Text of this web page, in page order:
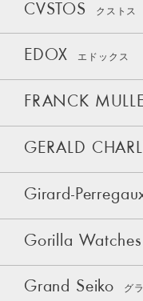
CVSTOS クストス
EDOX エドックス
FRANCK
GERALD
Girard-
Gorilla Watches
Grand Seiko グ